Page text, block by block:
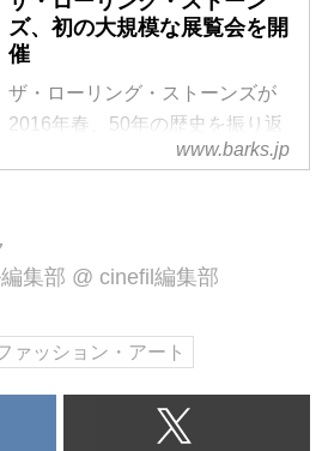
ズ、初の大規模な展覧会を開
催
ザ・ローリング・ストーンズが
2016年春、50年の歴史を振り返
る、バンド初の大規模な展覧会を
www.barks.jp
集部 @ cinefil編集部
ァッション・アート